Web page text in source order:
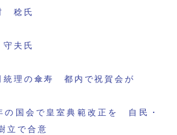
稔氏
夫氏
統理の傘寿 都内で祝賀会が
の国会で皇室典範改正を 自民・
立で合意